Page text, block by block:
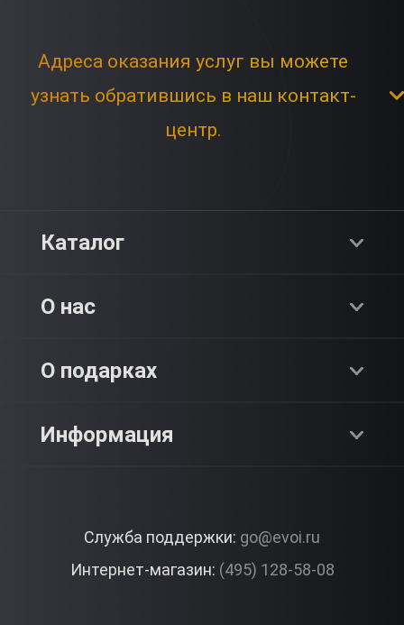
Адреса оказания услуг вы можете
узнать обратившись в наш контакт-
центр.
Каталог
Premium
О нас
О компании
Контакты
О подарках
Как это работает?
Вопросы и ответы
Информация
Корпоративные подарки
Служба поддержки: go@evoi.ru
Интернет-магазин: (495) 128-58-08